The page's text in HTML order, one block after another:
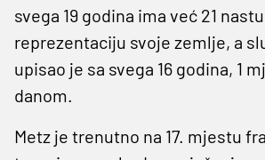
svega 19 godina ima već 21
reprezentaciju svoje zemlje, a
upisao je sa svega 16 godina, 1
danom.
Metz je trenutno na 17. mjestu